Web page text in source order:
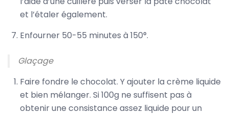
et l’étaler également.
Enfourner 50-55 minutes à 150°.
Glaçage
Faire fondre le chocolat. Y ajouter la crème liquide
et bien mélanger. Si 100g ne suffisent pas à
obtenir une consistance assez liquide pour un